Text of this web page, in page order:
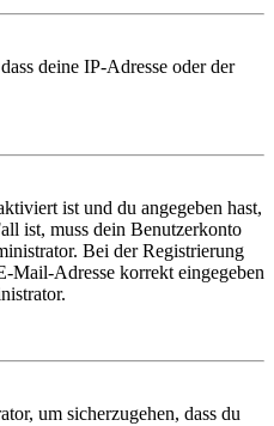
deine IP-Adresse oder der
ist und du angegeben hast,
ist, muss dein Benutzerkonto
Bei der Registrierung
Mail-Adresse korrekt eingegeben
um sicherzugehen, dass du